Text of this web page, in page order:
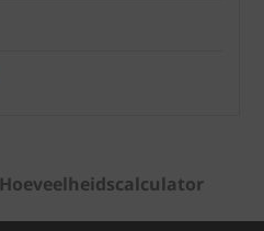
Hoeveelheidscalculator